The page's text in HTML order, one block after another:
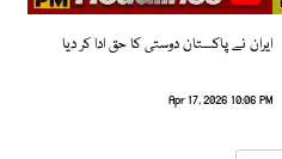
ایران نے پاکستان دوستی کا حق ادا کر دیا
Apr 17, 2026 10:06 PM